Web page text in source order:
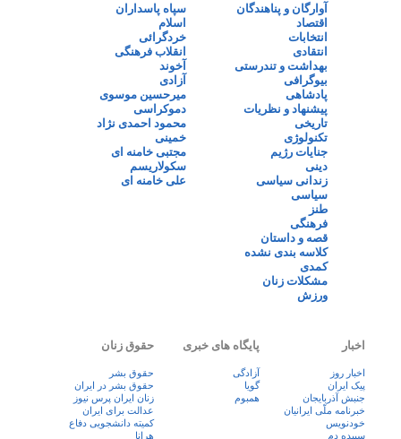
آوارگان و پناهندگان
اقتصاد
انتخابات
انتقادی
بهداشت و تندرستی
بیوگرافی
پادشاهی
پیشنهاد و نظریات
تاریخی
تکنولوژی
جنایات رژیم
دینی
زندانی سیاسی
سیاسی
طنز
فرهنگی
قصه و داستان
کلاسه بندی نشده
کمدی
مشکلات زنان
ورزش
سپاه پاسداران
اسلام
خردگرائی
انقلاب فرهنگی
آخوند
آزادی
میرحسین موسوی
دموکراسی
محمود احمدی نژاد
خمینی
مجتبی خامنه ای
سکولاریسم
علی خامنه ای
اخبار
اخبار روز
پيک ايران
جنبش آذربایجان
خبرنامه ملّی ایرانیان
خودنویس
سپیده دم
پایگاه های خبری
آزادگی
گویا
همبوم
حقوق زنان
حقوق بشر
حقوق بشر در ایران
زنان ايران پرس نيوز
عدالت برای ایران
کمیته دانشجویی دفاع
هرانا